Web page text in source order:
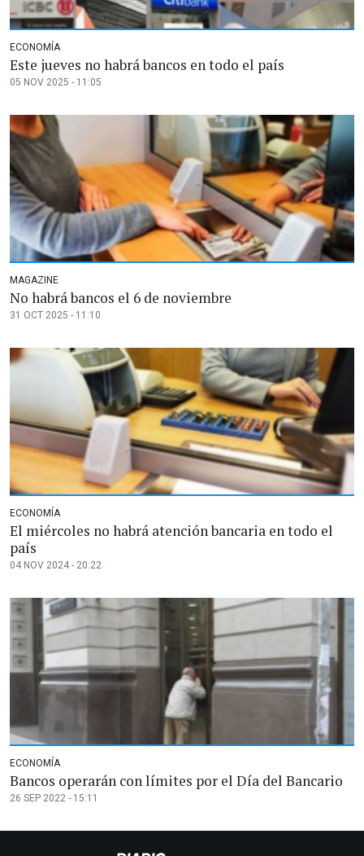
ECONOMÍA
Este jueves no habrá bancos en todo el país
05 NOV 2025 - 11:05
MAGAZINE
No habrá bancos el 6 de noviembre
31 OCT 2025 - 11:10
ECONOMÍA
El miércoles no habrá atención bancaria en todo el
país
04 NOV 2024 - 20:22
ECONOMÍA
Bancos operarán con límites por el Día del Bancario
26 SEP 2022 - 15:11